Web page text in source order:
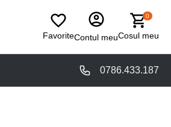
FavoriteContul meu
0
Cosul meu
0786.433.187